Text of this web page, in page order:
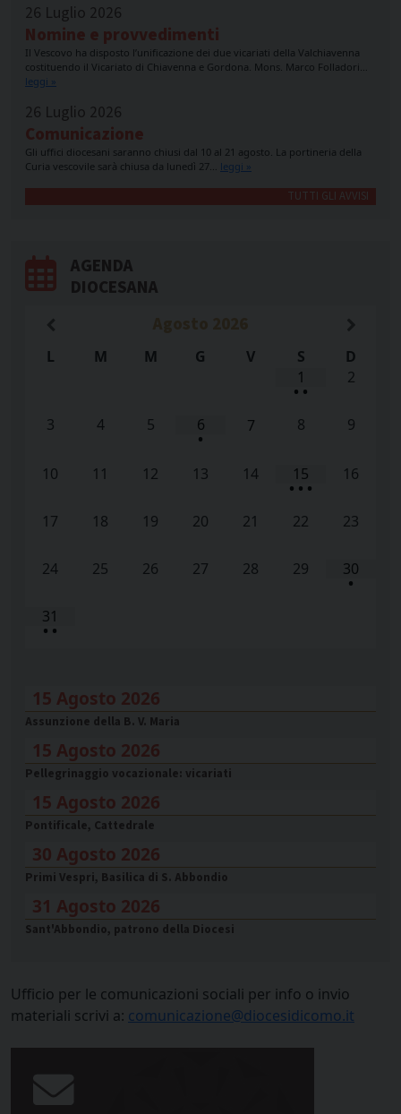
26 Luglio 2026
Nomine e provvedimenti
Il Vescovo ha disposto l’unificazione dei due vicariati della Valchiavenna
costituendo il Vicariato di Chiavenna e Gordona. Mons. Marco Folladori…
leggi »
26 Luglio 2026
Comunicazione
Gli uffici diocesani saranno chiusi dal 10 al 21 agosto. La portineria della
Curia vescovile sarà chiusa da lunedì 27… leggi »
TUTTI GLI AVVISI
AGENDA
DIOCESANA
L M M G V S
D
1
• •
2
3 4 5 6
•
7 8 9
10 11 12 13 14 15
• • •
16
17 18 19 20 21 22 23
24 25 26 27 28 29 30
•
31
• •
15 Agosto 2026
Assunzione della B. V. Maria
15 Agosto 2026
Pellegrinaggio vocazionale: vicariati
15 Agosto 2026
Pontificale, Cattedrale
30 Agosto 2026
Primi Vespri, Basilica di S. Abbondio
31 Agosto 2026
Sant'Abbondio, patrono della Diocesi
Ufficio per le comunicazioni sociali per info o invio
materiali scrivi a: comunicazione@diocesidicomo.it